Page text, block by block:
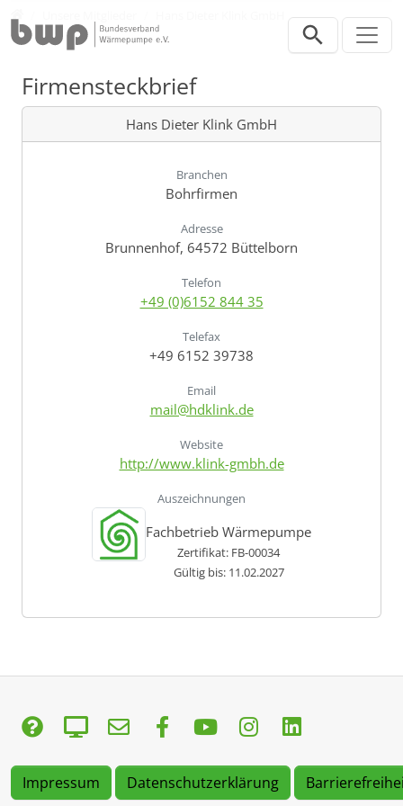
Firmensteckbrief
Hans Dieter Klink GmbH
Branchen
Bohrfirmen
Adresse
Brunnenhof, 64572 Büttelborn
Telefon
+49 (0)6152 844 35
Telefax
+49 6152 39738
Email
mail@hdklink.de
Website
http://www.klink-gmbh.de
Auszeichnungen
Fachbetrieb Wärmepumpe
Zertifikat: FB-00034
Gültig bis: 11.02.2027
Impressum Datenschutzerklärung